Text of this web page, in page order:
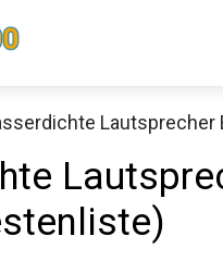
Lautsprecher